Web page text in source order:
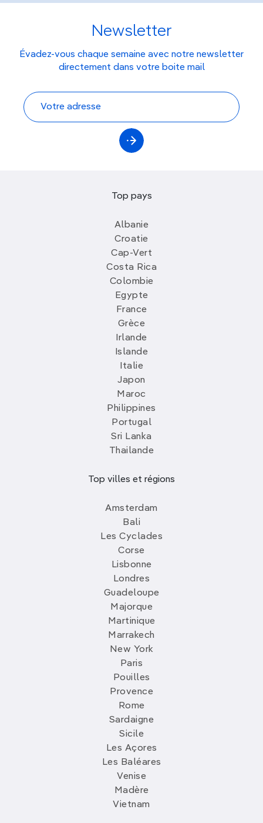
Newsletter
Évadez-vous chaque semaine avec notre newsletter
directement dans votre boite mail
Top pays
Albanie
Croatie
Cap-Vert
Costa Rica
Colombie
Egypte
France
Grèce
Irlande
Islande
Italie
Japon
Maroc
Philippines
Portugal
Sri Lanka
Thailande
Top villes et régions
Amsterdam
Bali
Les Cyclades
Corse
Lisbonne
Londres
Guadeloupe
Majorque
Martinique
Marrakech
New York
Paris
Pouilles
Provence
Rome
Sardaigne
Sicile
Les Açores
Les Baléares
Venise
Madère
Vietnam